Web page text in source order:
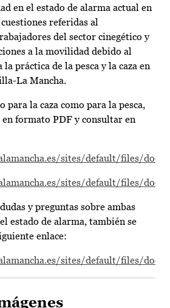
en el estado de alarma actual en
referidas al
del sector cinegético y
a la movilidad debido al
práctica de la pesca y la caza en
La Mancha.
para la caza como para la pesca,
en formato PDF y consultar en
sites/default/files/
sites/default/files/
y preguntas sobre ambas
estado de alarma, también se
enlace:
sites/default/files/